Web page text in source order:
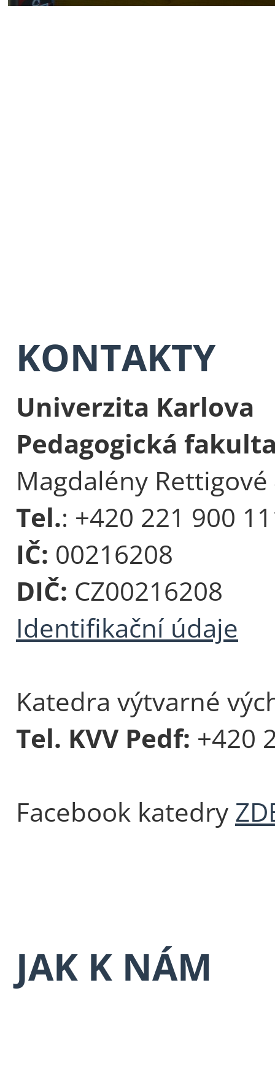
KONTAKTY
Univerzita Karlova
Pedagogická
Magdalény
Tel.: +420 221 900
IČ: 00216208
DIČ: CZ00216208
Identifikační údaje
Katedra výtvarné
Tel. KVV Pedf: +420
Facebook katedry
JAK K NÁM